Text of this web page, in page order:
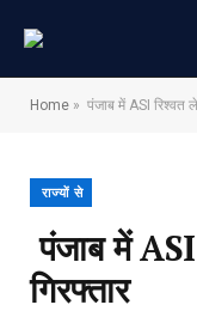
Home » पंजाब में ASI रिश्वत
राज्यों से
पंजाब में
गिरफ्तार